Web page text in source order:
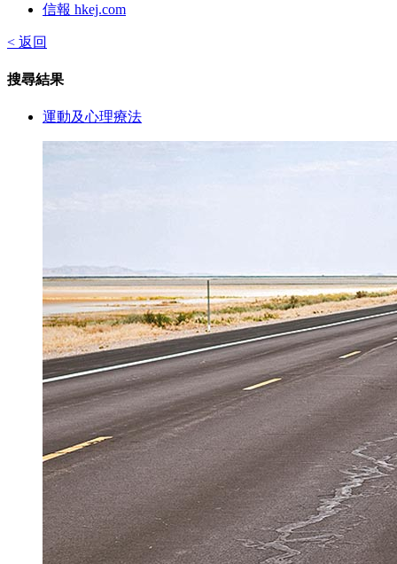
信報 hkej.com
< 返回
搜尋結果
運動及心理療法